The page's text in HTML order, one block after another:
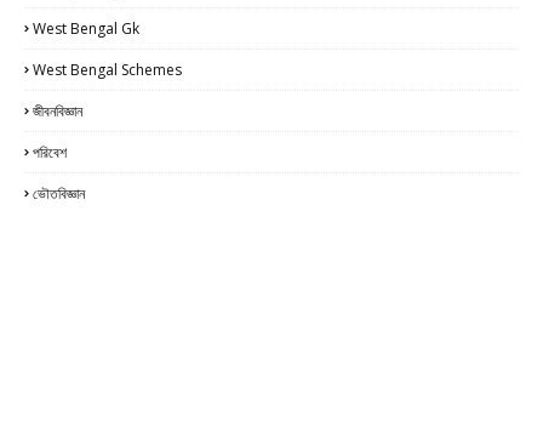
West Bengal Gk
West Bengal Schemes
জীবনবিজ্ঞান
পরিবেশ
ভৌতবিজ্ঞান